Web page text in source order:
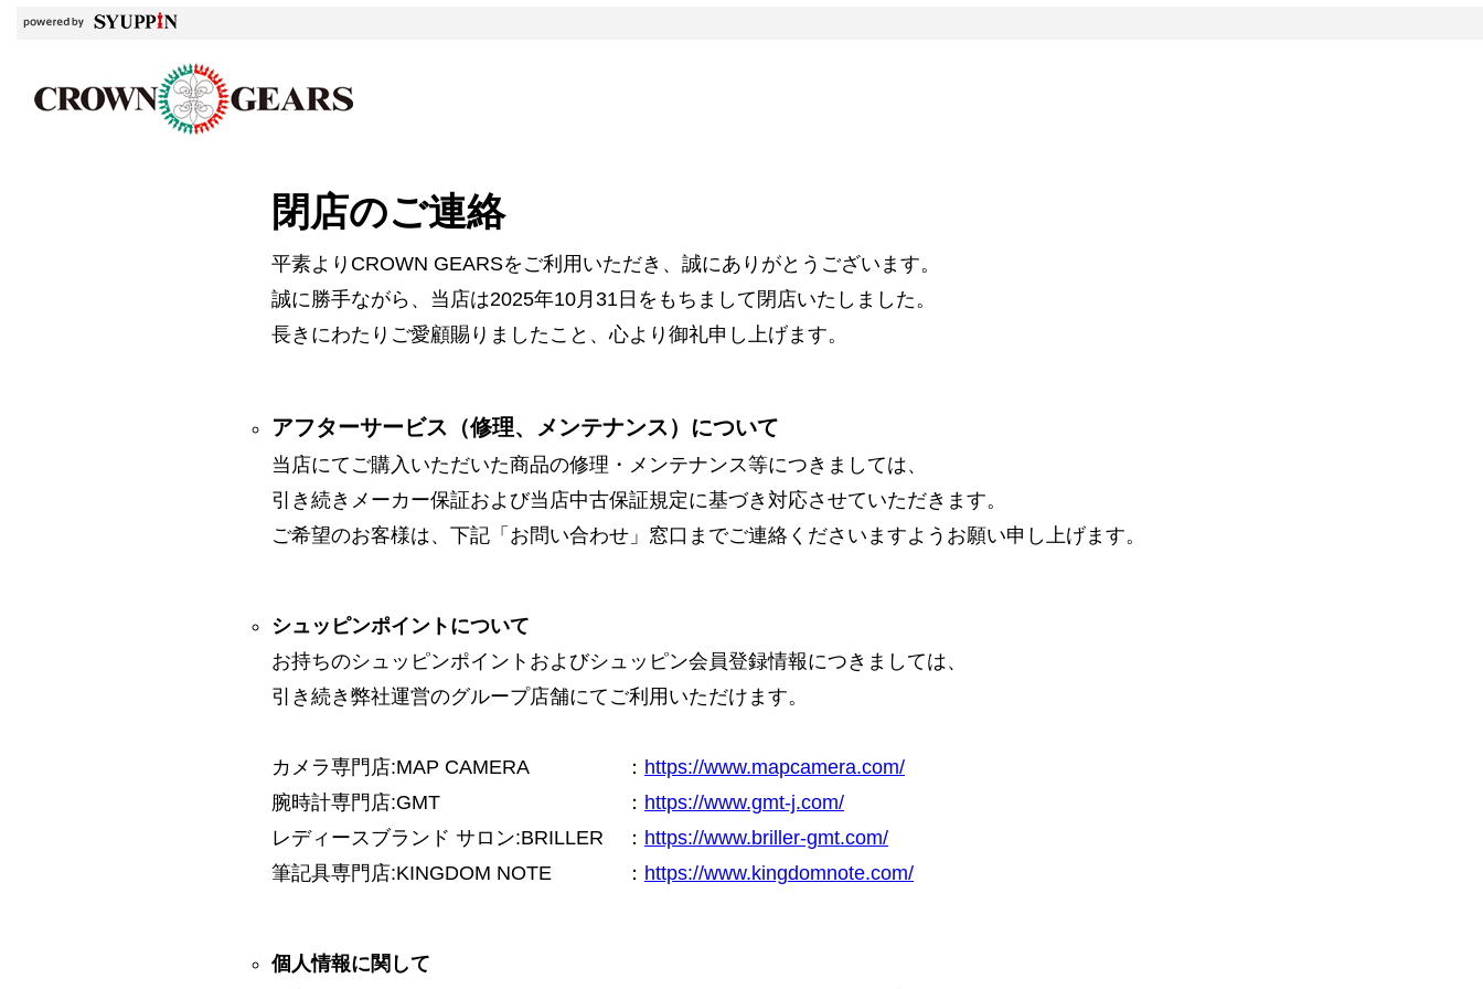
閉店のご連絡
平素よりCROWN GEARSをご利用いただき、誠にありがとうございます。
誠に勝手ながら、当店は2025年10月31日をもちまして閉店いたしました。
長きにわたりご愛顧賜りましたこと、心より御礼申し上げます。
アフターサービス（修理、メンテナンス）について
当店にてご購入いただいた商品の修理・メンテナンス等につきましては、
引き続きメーカー保証および当店中古保証規定に基づき対応させていただきます。
ご希望のお客様は、下記「お問い合わせ」窓口までご連絡くださいますようお願い申し上げます。
シュッピンポイントについて
お持ちのシュッピンポイントおよびシュッピン会員登録情報につきましては、
引き続き弊社運営のグループ店舗にてご利用いただけます。
カメラ専門店:MAP CAMERA ： https://www.mapcamera.com/
腕時計専門店:GMT
： https://www.gmt-j.com/
レディースブランド サロン:BRILLER
： https://www.briller-gmt.com/
筆記具専門店:KINGDOM NOTE
： https://www.kingdomnote.com/
個人情報に関して